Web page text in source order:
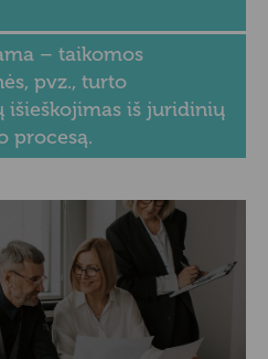
– taikomos
pvz., turto
išieškojimas iš juridinių
procesą.